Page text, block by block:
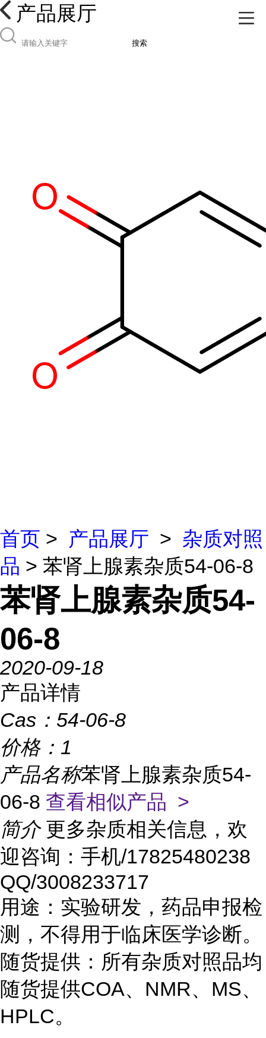
产品展厅
搜索
首页 > 产品展厅 > 杂质对照
品 > 苯肾上腺素杂质54-06-8
苯肾上腺素杂质54-
06-8
2020-09-18
产品详情
Cas： 54-06-8
价格： 1
产品名称苯肾上腺素杂质54-
06-8 查看相似产品 >
简介 更多杂质相关信息，欢
迎咨询：手机/17825480238
QQ/3008233717
用途：实验研发，药品申报检
测，不得用于临床医学诊断。
随货提供：所有杂质对照品均
随货提供COA、NMR、MS、
HPLC。